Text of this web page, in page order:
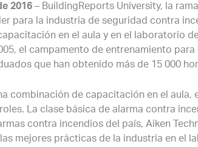
2016 – BuildingReports University, la
para la industria de seguridad contra
en el aula y en el laboratorio
el campamento de entrenamiento
que han obtenido más de 15 000
combinación de capacitación en el
La clase básica de alarma contra
contra incendios del país, Aiken
las mejores prácticas de la industria en el